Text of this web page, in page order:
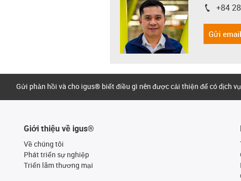
igus-icon-
+84
Gửi email
Gửi phản hồi và cho igus® biết điều gì nên được cải thiện để có dịch
Giới thiệu về igus®
Về chúng tôi
Phát triển sự nghiệp
Triển lãm thương mại